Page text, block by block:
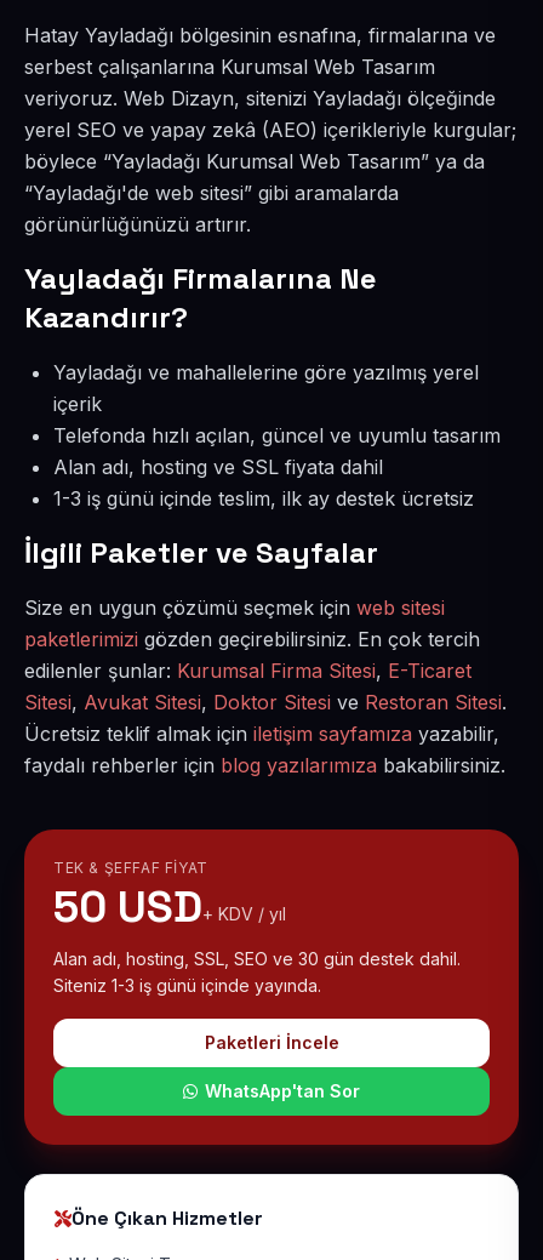
Hatay Yayladağı bölgesinin esnafına, firmalarına ve
serbest çalışanlarına Kurumsal Web Tasarım
veriyoruz. Web Dizayn, sitenizi Yayladağı ölçeğinde
yerel SEO ve yapay zekâ (AEO) içerikleriyle kurgular;
böylece “Yayladağı Kurumsal Web Tasarım” ya da
“Yayladağı'de web sitesi” gibi aramalarda
görünürlüğünüzü artırır.
Yayladağı Firmalarına Ne
Kazandırır?
Yayladağı ve mahallelerine göre yazılmış yerel
içerik
Telefonda hızlı açılan, güncel ve uyumlu tasarım
Alan adı, hosting ve SSL fiyata dahil
1-3 iş günü içinde teslim, ilk ay destek ücretsiz
İlgili Paketler ve Sayfalar
Size en uygun çözümü seçmek için web sitesi
paketlerimizi gözden geçirebilirsiniz. En çok tercih
edilenler şunlar: Kurumsal Firma Sitesi, E-Ticaret
Sitesi, Avukat Sitesi, Doktor Sitesi ve Restoran Sitesi.
Ücretsiz teklif almak için iletişim sayfamıza yazabilir,
faydalı rehberler için blog yazılarımıza bakabilirsiniz.
TEK & ŞEFFAF FIYAT
50 USD+ KDV / yıl
Alan adı, hosting, SSL, SEO ve 30 gün destek dahil.
Siteniz 1-3 iş günü içinde yayında.
Paketleri İncele
WhatsApp'tan Sor
Öne Çıkan Hizmetler